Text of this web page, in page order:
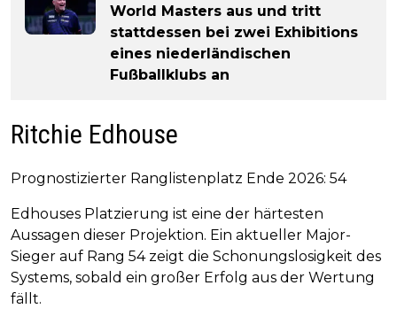
World Masters aus und tritt
stattdessen bei zwei Exhibitions
eines niederländischen
Fußballklubs an
Ritchie Edhouse
Prognostizierter Ranglistenplatz Ende 2026: 54
Edhouses Platzierung ist eine der härtesten
Aussagen dieser Projektion. Ein aktueller Major-
Sieger auf Rang 54 zeigt die Schonungslosigkeit des
Systems, sobald ein großer Erfolg aus der Wertung
fällt.